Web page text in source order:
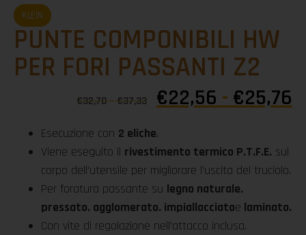
KLEIN
PUNTE COMPONIBILI HW
PER FORI PASSANTI Z2
€32,70-€37,33 €22,56 - €25,76
Esecuzione con 2 eliche.
Viene eseguito il rivestimento termico P.T.F.E. sul
corpo dell’utensile per migliorare l’uscita del truciolo.
Per foratura passante su legno naturale.
pressato. agglomerato. impiallacciatoe laminato.
Con vite di regolazione nell’attacco inclusa.